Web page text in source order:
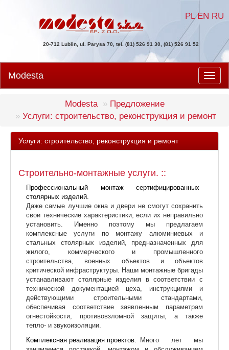
PL EN RU
20-712 Lublin, ul. Parysa 70, tel. (81) 526 91 30, (81) 526 91 52
Modesta
Modesta
Предложение
Услуги: строительство, реконструкция и ремонт
Услуги: строительство, реконструкция и ремонт
Строительно-монтажные услуги. ::
Профессиональный монтаж сертифицированных
столярных изделий.
Даже самые лучшие окна и двери не смогут сохранить
свои технические характеристики, если их неправильно
установить. Именно поэтому мы предлагаем
комплексные услуги по монтажу алюминиевых и
стальных столярных изделий, предназначенных для
жилого, коммерческого и промышленного
строительства, военных объектов и объектов
критической инфраструктуры. Наши монтажные бригады
устанавливают столярные изделия в соответствии с
технической документацией цеха, инструкциями и
действующими строительными стандартами,
обеспечивая соответствие заявленным параметрам
огнестойкости, противовзломной защиты, а также
тепло- и звукоизоляции.
Комплексная реализация проектов.
Много лет мы